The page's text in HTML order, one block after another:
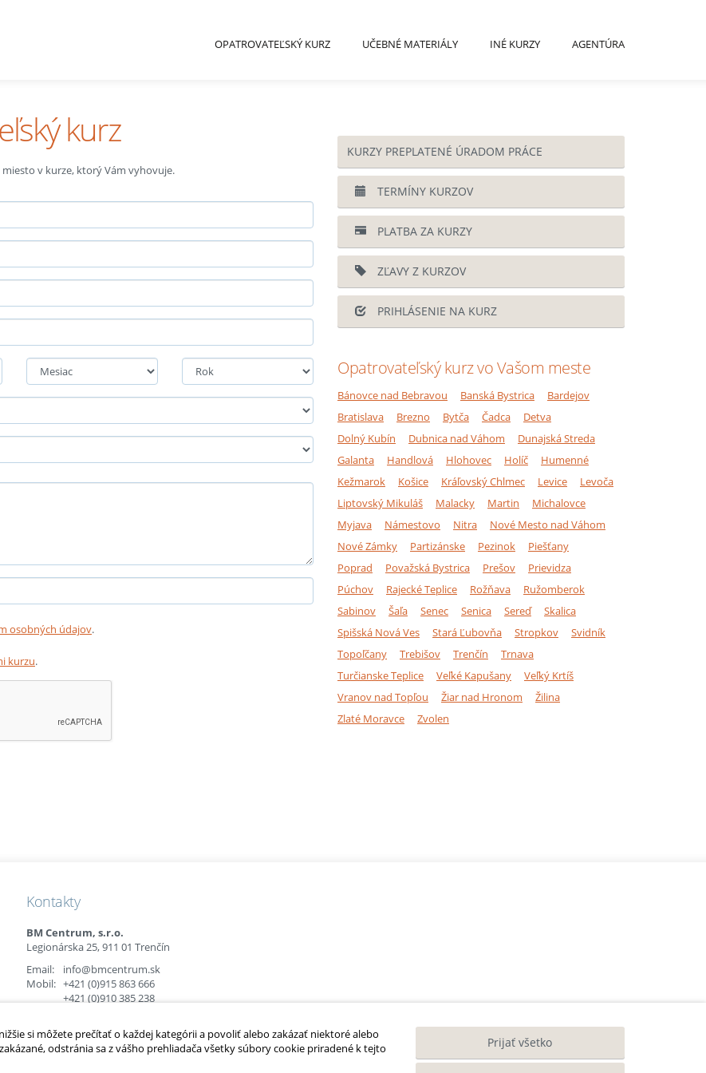
OPATROVATEĽSKÝ KURZ UČEBNÉ MATERIÁLY INÉ KURZY AGENTÚRA
kurz
v kurze, ktorý Vám vyhovuje.
osobných údajov.
kurzu.
KURZY PREPLATENÉ ÚRADOM PRÁCE
TERMÍNY KURZOV
PLATBA ZA KURZY
ZĽAVY Z KURZOV
PRIHLÁSENIE NA KURZ
Opatrovateľský kurz vo Vašom meste
Bánovce nad Bebravou Banská Bystrica
Bardejov
Bratislava
Brezno Bytča Čadca
Detva
Dolný Kubín
Dubnica nad Váhom
Dunajská Streda
Galanta
Handlová Hlohovec Holíč
Humenné
Kežmarok
Košice Kráľovský Chlmec Levice
Levoča
Liptovský Mikuláš
Malacky Martin
Michalovce
Myjava
Námestovo Nitra
Nové Mesto nad Váhom
Nové Zámky
Partizánske Pezinok
Piešťany
Poprad
Považská Bystrica Prešov
Prievidza
Púchov
Rajecké Teplice Rožňava
Ružomberok
Sabinov
Šaľa Senec Senica Sereď
Skalica
Spišská Nová Ves
Stará Ľubovňa Stropkov
Svidník
Topoľčany
Trebišov Trenčín
Trnava
Turčianske Teplice
Veľké Kapušany
Veľký Krtíš
Vranov nad Topľou
Žiar nad Hronom
Žilina
Zlaté Moravce
Zvolen
Kontakty
BM Centrum, s.r.o.
Legionárska 25, 911 01 Trenčín
Email:
info@bmcentrum.sk
Mobil: +421 (0)915 863 666
+421 (0)910 385 238
si môžete prečítať o každej kategórii a povoliť alebo zakázať niektoré alebo
odstránia sa z vášho prehliadača všetky súbory cookie priradené k tejto
Prijať všetko